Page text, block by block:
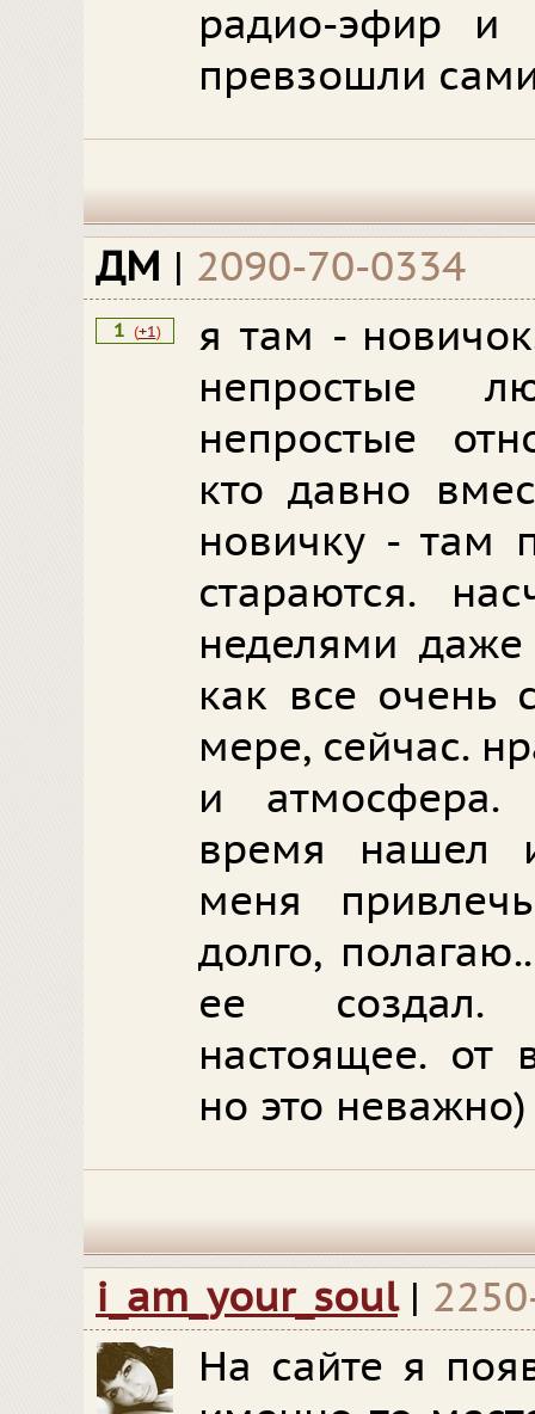
радио-эфир и
превзошли
ДМ | 2090-70-0334
1 (+1)
я там -
непростые
непростые
кто давно
новичку - там
стараются.
неделями даже
как все очень
мере, сейчас.
и атмосфера.
время нашел
меня
долго,
ее создал.
настоящее. от
но это
i_am_your_soul |
На сайте я